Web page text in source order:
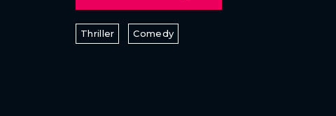
Thriller Comedy